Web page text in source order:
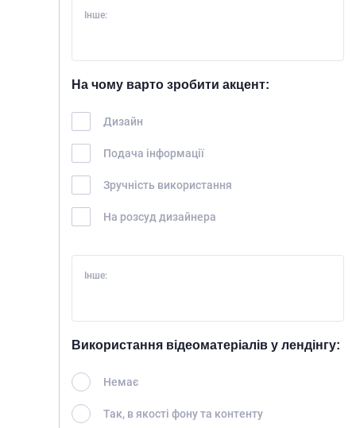
Інше:
На чому варто зробити акцент:
Дизайн
Подача інформації
Зручність використання
На розсуд дизайнера
Інше:
Використання відеоматеріалів у лендінгу:
Немає
Так, в якості фону та контенту
ГОЛОВНА
ПОСЛУГИ
ПОРТФОЛІО
БРИФИ
КАР’ЄРА
КОНТАКТИ